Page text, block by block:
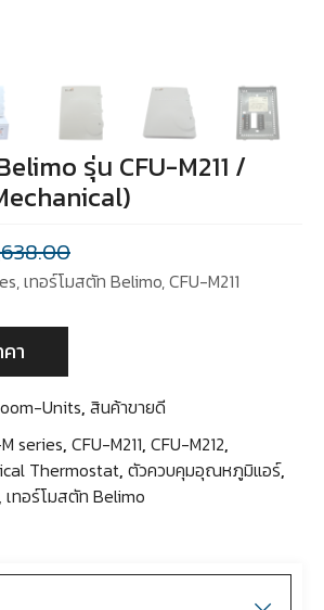
รุ่น CFU-M211 /
เทอร์โมสตัท Belimo, CFU-M211
า
Units, สินค้าขายดี
series, CFU-M211, CFU-M212,
Thermostat, ตัวควบคุมอุณหภูมิแอร์,
, เทอร์โมสตัท Belimo